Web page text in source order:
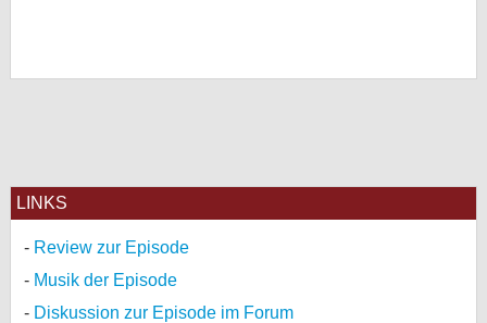
LINKS
Review zur Episode
Musik der Episode
Diskussion zur Episode im Forum